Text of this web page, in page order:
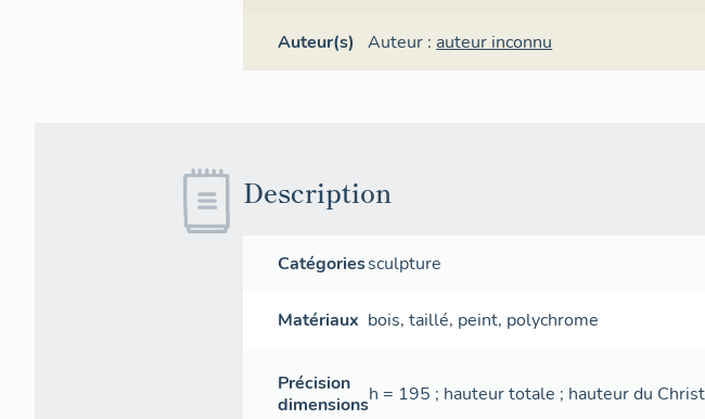
Auteur(s) Auteur : auteur inconnu
Description
Catégoriessculpture
Matériaux bois,taillé, peint, polychrome
Précision
dimensionsh = 195 ; hauteur totale ; hauteur du